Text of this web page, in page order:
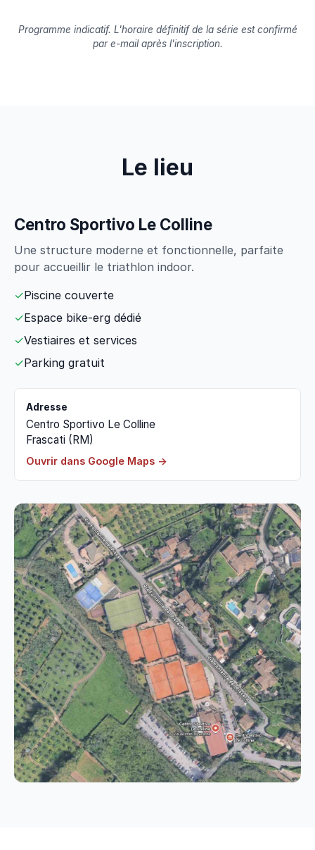
Programme indicatif. L'horaire définitif de la série est confirmé
par e-mail après l'inscription.
Le lieu
Centro Sportivo Le Colline
Une structure moderne et fonctionnelle, parfaite
pour accueillir le triathlon indoor.
✓Piscine couverte
✓Espace bike-erg dédié
✓Vestiaires et services
✓Parking gratuit
Adresse
Centro Sportivo Le Colline
Frascati (RM)
Ouvrir dans Google Maps →